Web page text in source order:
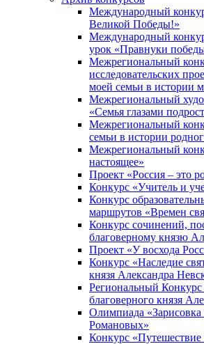
Международный
Великой Победы!»
Международный
урок «Правнуки
Межрегиональный
исследовательских
моей семьи в истории
Межрегиональный
«Семья глазами
Межрегиональный
семьи в истории
Межрегиональный
настоящее»
Проект «Россия – это
Конкурс «Учитель и
Конкурс
маршрутов «Времен
Конкурс сочинений,
благоверному князю
Проект «У восхода
Конкурс «Наследие
князя Александра
Региональный Конкурс
благоверного князя
Олимпиада
Романовых»
Конкурс «Путешествие